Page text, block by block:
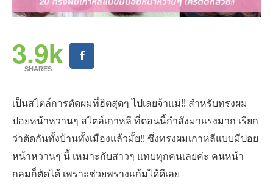
3.9k
SHARES
เป็นสไตล์การตัดผมที่ฮิตสุดๆ ไปเลยจ้าแม่!! สำหรับทรงผม
ปอยหน้าหวานๆ สไตล์เกาหลี ที่ตอนนี้กำลังมาแรงมาก เรียก
ว่าตัดกันทั้งบ้านทั้งเมืองแล้วมั้ย!! ซึ่งทรงผมเกาหลีแบบมีปอย
หน้าหวานๆ นี้ เหมาะกับสาวๆ แทบทุกคนเลยค่ะ คนหน้า
กลมก็ตัดได้ เพราะช่วยพรางแก้มได้ดีเลย